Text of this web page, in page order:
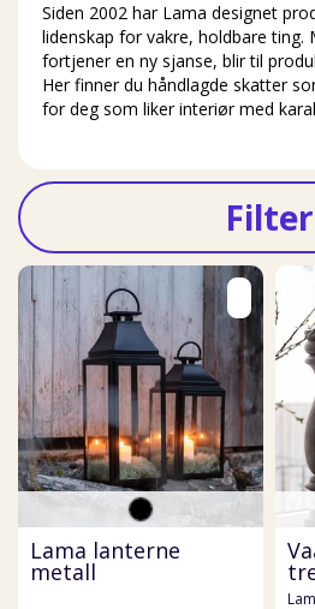
Siden 2002 har Lama designet
lidenskap for vakre, holdbare ting.
fortjener en ny sjanse, blir til
Her finner du håndlagde skatter
for deg som liker interiør med
Filter
Lama lanterne
metall